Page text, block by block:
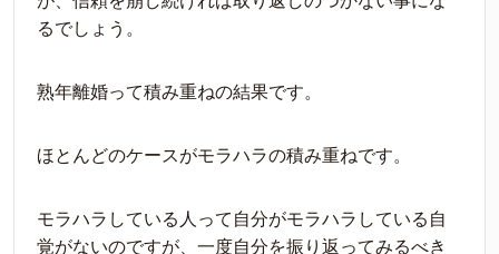
るでしょう。
熟年離婚って積み重ねの結果です。
ほとんどのケースがモラハラの積み重ねです。
モラハラしている人って自分がモラハラしている自
覚がないのですが、一度自分を振り返ってみるべき